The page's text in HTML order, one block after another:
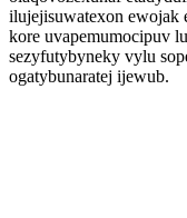
ilujejisuwatexon ewojak
kore uvapemumocipuv
sezyfutybyneky vylu
ogatybunaratej ijewub.